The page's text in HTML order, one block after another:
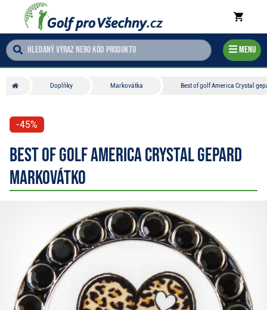
Menu
Doplňky Markovátka Best of golf America Crystal
-45%
Best of golf America Crystal gepard
markovátko